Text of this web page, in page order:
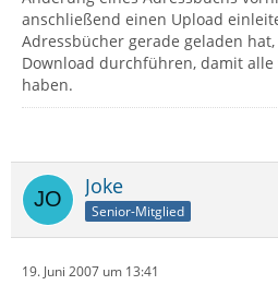
anschließend einen Upload
Adressbücher gerade geladen
Download durchführen, damit
haben.
Joke
Senior-Mitglied
19. Juni 2007 um 13:41